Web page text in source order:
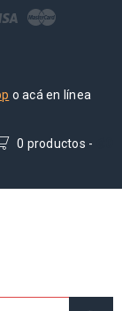
o acá en línea
0 productos -